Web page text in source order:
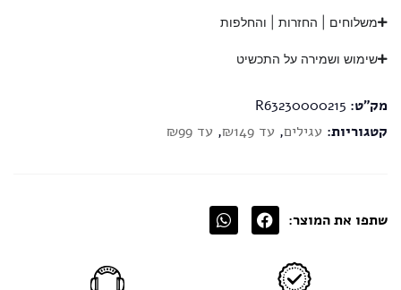
משלוחים | החזרות | והחלפות
שימוש ושמירה על התכשיט
מק"ט: R63230000215
קטגוריות: עגילים, עד ₪149 , עד ₪99
שתפו את המוצר: